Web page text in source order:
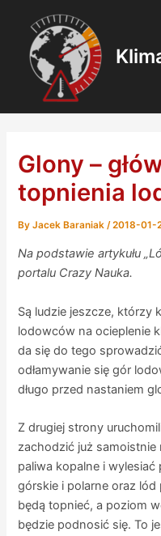
content
Glony –
topnienia
ByJacek Baraniak/2018-01-
Na podstawie artykułu
portalu Crazy Nauka.
Są ludzie jeszcze, którzy
lodowców na ocieplenie
da się do tego
odłamywanie się gór
długo przed nastaniem
Z drugiej strony
zachodzić już
paliwa kopalne i
górskie i polarne oraz lód
będą topnieć, a poziom
będzie podnosić się. To
navigation